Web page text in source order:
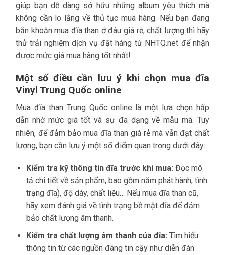
giúp bạn dễ dàng sở hữu những album yêu thích mà
không cần lo lắng về thủ tục mua hàng. Nếu bạn đang
băn khoăn mua đĩa than ở đâu giá rẻ, chất lượng thì hãy
thử trải nghiệm dịch vụ đặt hàng từ NHTQ.net để nhận
được mức giá mua hàng tốt nhất!
Một số điều cần lưu ý khi chọn mua đĩa
Vinyl Trung Quốc online
Mua đĩa than Trung Quốc online là một lựa chọn hấp
dẫn nhờ mức giá tốt và sự đa dạng về mẫu mã. Tuy
nhiên, để đảm bảo mua đĩa than giá rẻ mà vẫn đạt chất
lượng, bạn cần lưu ý một số điểm quan trọng dưới đây:
Kiểm tra kỹ thông tin đĩa trước khi mua: Đọc mô
tả chi tiết về sản phẩm, bao gồm năm phát hành, tình
trạng đĩa), độ dày, chất liệu… Nếu mua đĩa than cũ,
hãy xem đánh giá về tình trạng bề mặt đĩa để đảm
bảo chất lượng âm thanh.
Kiểm tra chất lượng âm thanh của đĩa: Tìm hiểu
thông tin từ các nguồn đáng tin cậy như diễn đàn